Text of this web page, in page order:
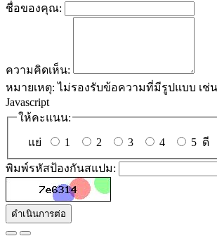
ชื่อของคุณ:
ความคิดเห็น:
หมายเหตุ: ไม่รองรับข้อความที่มีรูปแบบ เช่น
Javascript
ให้คะแนน:
แย่ 1 2 3 4 5 ดี
พิมพ์รหัสป้องกันสแปม:
ดำเนินการต่อ